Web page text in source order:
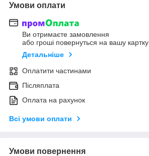
Умови оплати
Ви отримаєте замовлення
або гроші повернуться на вашу картку
Детальніше
Оплатити частинами
Післяплата
Оплата на рахунок
Всі умови оплати
Умови повернення